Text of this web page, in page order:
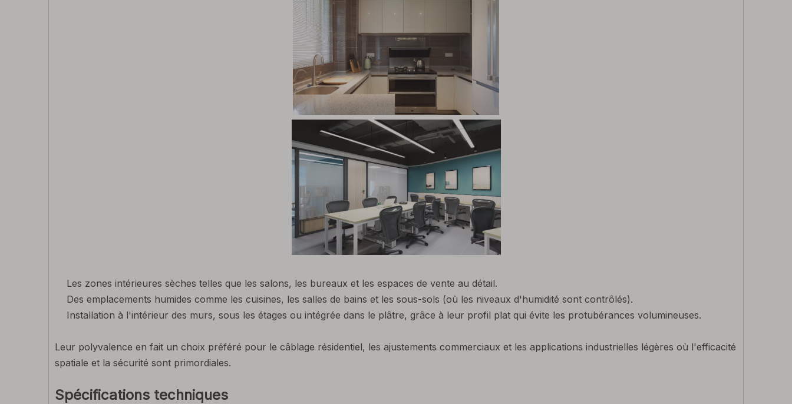
Les zones intérieures sèches telles que les salons, les bureaux et les espaces de vente au détail.
Des emplacements humides comme les cuisines, les salles de bains et les sous-sols (où les niveaux d'humidité sont contrôlés).
Installation à l'intérieur des murs, sous les étages ou intégrée dans le plâtre, grâce à leur profil plat qui évite les protubérances volumineuses.
Leur polyvalence en fait un choix préféré pour le câblage résidentiel, les ajustements commerciaux et les applications industrielles légères où l'efficacité
spatiale et la sécurité sont primordiales.
Spécifications techniques